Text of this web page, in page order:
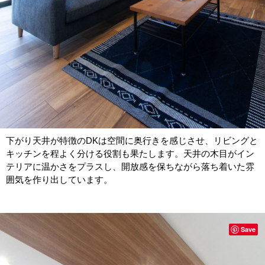
下がり天井が特徴のDKは空間に奥行きを感じさせ、リビングと
キッチンを程よく分ける役割も果たします。天井の木目がイン
テリアに温かさをプラスし、開放感を保ちながら落ち着いた雰
囲気を作り出しています。
Save